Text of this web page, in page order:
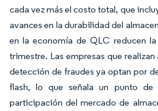
cada vez más el costo total, que
avances en la durabilidad del
en la economía de QLC reducen
trimestre. Las empresas que
detección de fraudes ya optan por
flash, lo que señala un punto de
participación del mercado de